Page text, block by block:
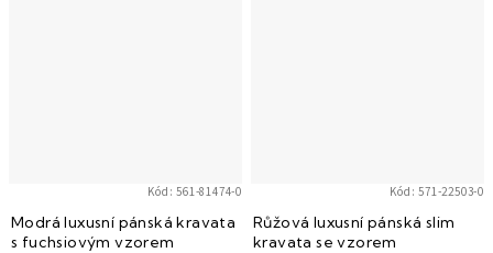
Modrá luxusní pánská kravata
s fuchsiovým vzorem
Kód:561-81474-0
Růžová luxusní pánská slim
kravata se vzorem
Kód:571-22503-0